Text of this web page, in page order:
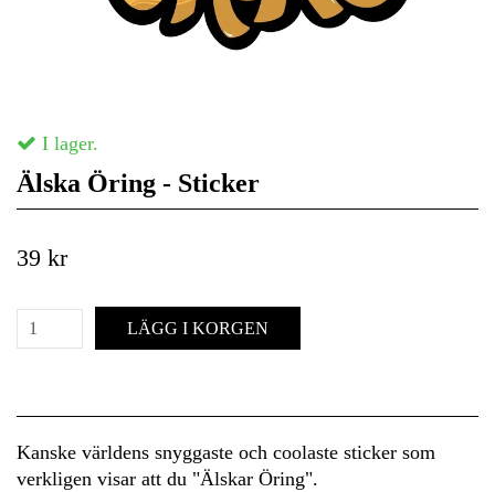
I lager.
Älska Öring - Sticker
39 kr
LÄGG I KORGEN
Kanske världens snyggaste och coolaste sticker som
verkligen visar att du "Älskar Öring".